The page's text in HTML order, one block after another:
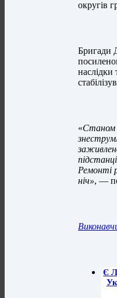
округів
Бригади
наслідки
«Станом
Ремонті
ніч», —
Є